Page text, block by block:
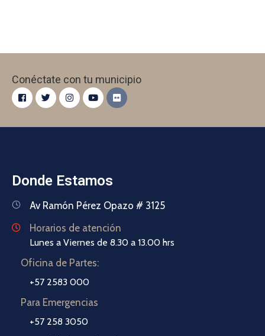
Conéctate con tu municipio
Donde Estamos
Av Ramón Pérez Opazo # 3125
Horarios de atención
Lunes a Viernes de 8.30 a 13.00 hrs
Oficina de Partes:
+57 2583 000
Para Emergencias
+57 258 3050